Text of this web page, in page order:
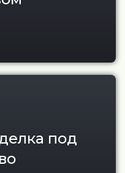
отделка фасадов
под